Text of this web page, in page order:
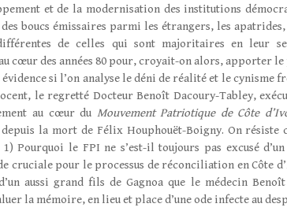
et de la modernisation des institutions
boucs émissaires parmi les étrangers, les
de celles qui sont majoritaires en leur
cœur des années 80 pour, croyait-on alors, apporter
si l’on analyse le déni de réalité et le cynisme
le regretté Docteur Benoît Dacoury-Tabley,
au cœur du Mouvement Patriotique de Côte
la mort de Félix Houphouët-Boigny. On résiste
Pourquoi le FPI ne s’est-il toujours pas excusé
cruciale pour le processus de réconciliation en Côte
aussi grand fils de Gagnoa que le médecin
la mémoire, en lieu et place d’une ode infecte au